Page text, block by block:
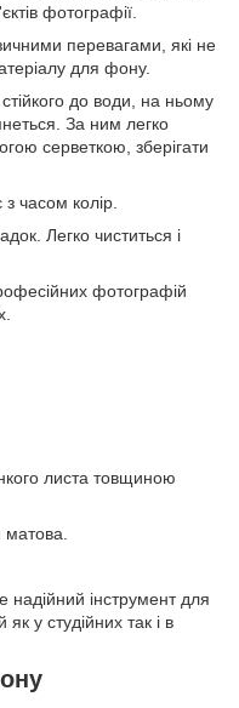
фотографії.
перевагами, які не
для фону.
до води, на ньому
За ним легко
серветкою, зберігати
часом колір.
Легко чиститься і
фотографій
листа товщиною
надійний інструмент для
у студійних так і в